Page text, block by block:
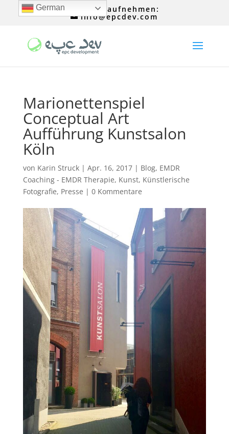
Kontakt aufnehmen:
info@epcdev.com
Marionettenspiel
Conceptual Art
Aufführung Kunstsalon
Köln
von Karin Struck| Apr. 16, 2017| Blog, EMDR
Coaching - EMDR Therapie, Kunst, Künstlerische
Fotografie, Presse | 0 Kommentare
German